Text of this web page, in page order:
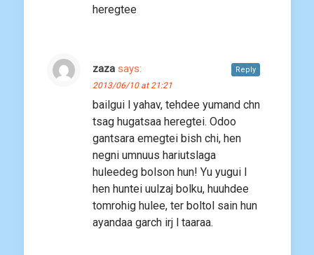
heregtee
zaza says:
2013/06/10 at 21:21
bailgui l yahav, tehdee yumand chn
tsag hugatsaa heregtei. Odoo
gantsara emegtei bish chi, hen
negni umnuus hariutslaga
huleedeg bolson hun! Yu yugui l
hen huntei uulzaj bolku, huuhdee
tomrohig hulee, ter boltol sain hun
ayandaa garch irj l taaraa.
Reply